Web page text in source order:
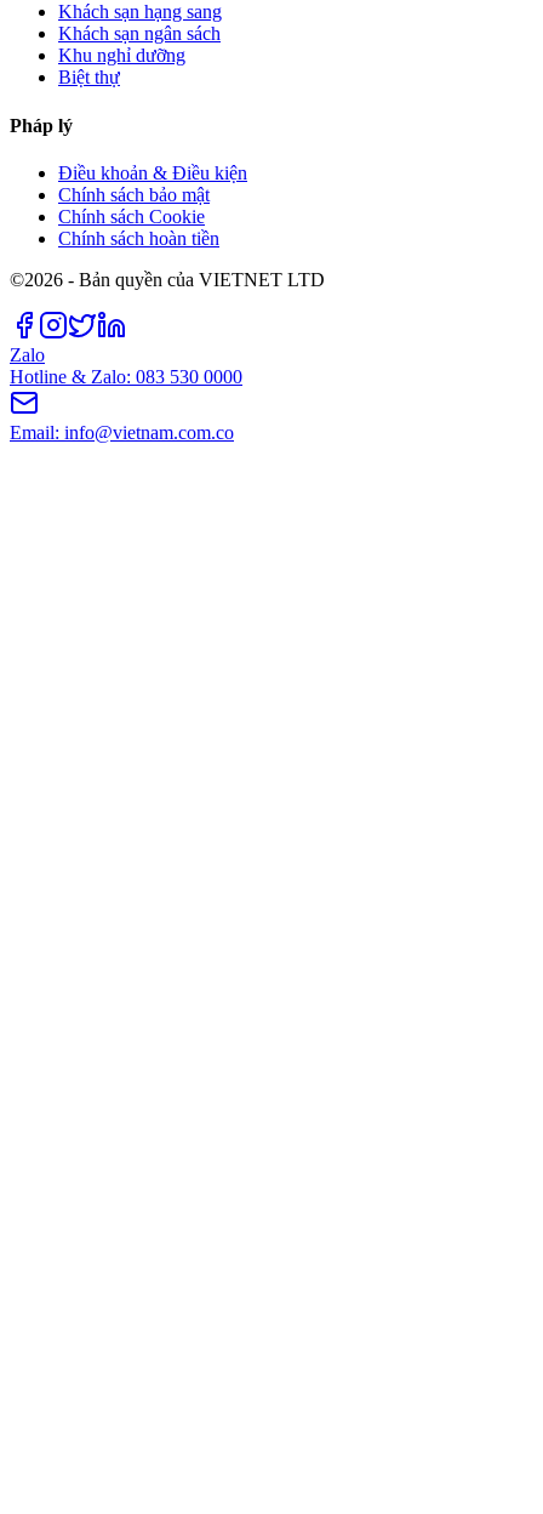
Khách sạn hạng sang
Khách sạn ngân sách
Khu nghỉ dưỡng
Biệt thự
Pháp lý
Điều khoản & Điều kiện
Chính sách bảo mật
Chính sách Cookie
Chính sách hoàn tiền
©2026 - Bản quyền của VIETNET LTD
Zalo
Hotline & Zalo: 083 530 0000
Email: info@vietnam.com.co